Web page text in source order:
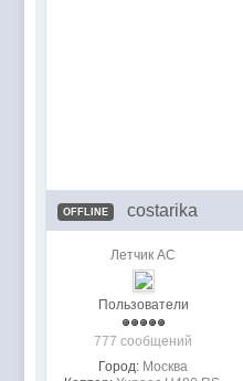
OFFLINE costarika
Летчик АС
Пользователи
777 сообщений
Город: Москва